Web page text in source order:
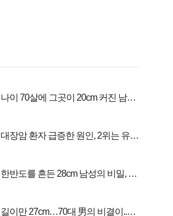
나이 70살에 그곳이 20cm 커진 남자..
대장암 환자 급증한 원인, 2위는 유산
한반도를 흔든 28cm 남성의 비밀, 매
길이만 27cm…70대 男의 비결이..충